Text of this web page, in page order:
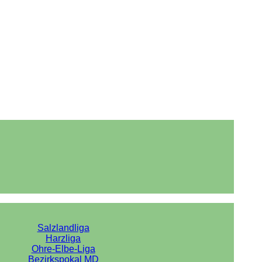
Salzlandliga
Harzliga
Ohre-Elbe-Liga
Bezirkspokal MD